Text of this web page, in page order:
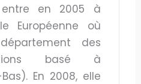
entre en 2005 à
Européenne où
des
basé à
En 2008, elle